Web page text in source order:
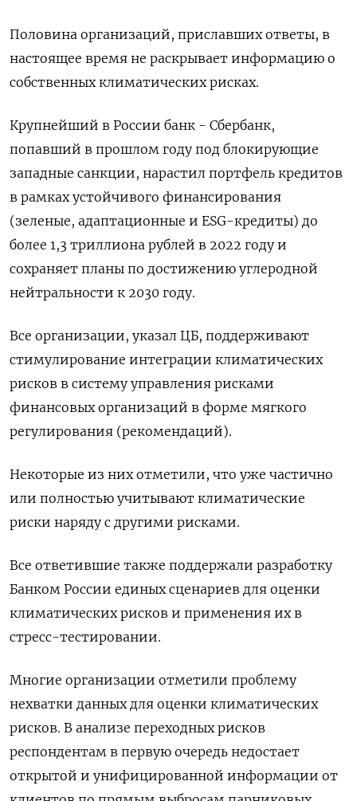
Половина организаций, приславших ответы, в
настоящее время не раскрывает информацию о
собственных климатических рисках.
Крупнейший в России банк - Сбербанк,
попавший в прошлом году под блокирующие
западные санкции, нарастил портфель кредитов
в рамках устойчивого финансирования
(зеленые, адаптационные и ESG-кредиты) до
более 1,3 триллиона рублей в 2022 году и
сохраняет планы по достижению углеродной
нейтральности к 2030 году.
Все организации, указал ЦБ, поддерживают
стимулирование интеграции климатических
рисков в систему управления рисками
финансовых организаций в форме мягкого
регулирования (рекомендаций).
Некоторые из них отметили, что уже частично
или полностью учитывают климатические
риски наряду с другими рисками.
Все ответившие также поддержали разработку
Банком России единых сценариев для оценки
климатических рисков и применения их в
стресс-тестировании.
Многие организации отметили проблему
нехватки данных для оценки климатических
рисков. В анализе переходных рисков
респондентам в первую очередь недостает
открытой и унифицированной информации от